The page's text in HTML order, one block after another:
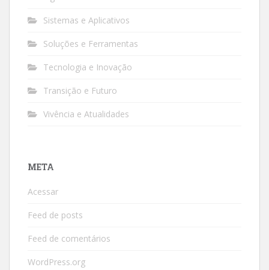
Sistemas e Aplicativos
Soluções e Ferramentas
Tecnologia e Inovação
Transição e Futuro
Vivência e Atualidades
META
Acessar
Feed de posts
Feed de comentários
WordPress.org